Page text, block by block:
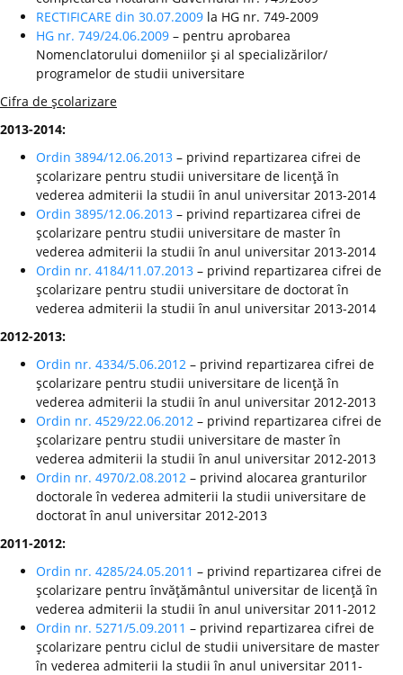
RECTIFICARE din 30.07.2009 la HG nr. 749-2009
HG nr. 749/24.06.2009 – pentru aprobarea
Nomenclatorului domeniilor şi al specializărilor/
programelor de studii universitare
Cifra de şcolarizare
2013-2014:
Ordin 3894/12.06.2013 – privind repartizarea cifrei de
şcolarizare pentru studii universitare de licenţă în
vederea admiterii la studii în anul universitar 2013-2014
Ordin 3895/12.06.2013 – privind repartizarea cifrei de
şcolarizare pentru studii universitare de master în
vederea admiterii la studii în anul universitar 2013-2014
Ordin nr. 4184/11.07.2013 – privind repartizarea cifrei de
şcolarizare pentru studii universitare de doctorat în
vederea admiterii la studii în anul universitar 2013-2014
2012-2013:
Ordin nr. 4334/5.06.2012 – privind repartizarea cifrei de
şcolarizare pentru studii universitare de licenţă în
vederea admiterii la studii în anul universitar 2012-2013
Ordin nr. 4529/22.06.2012 – privind repartizarea cifrei de
şcolarizare pentru studii universitare de master în
vederea admiterii la studii în anul universitar 2012-2013
Ordin nr. 4970/2.08.2012 – privind alocarea granturilor
doctorale în vederea admiterii la studii universitare de
doctorat în anul universitar 2012-2013
2011-2012:
Ordin nr. 4285/24.05.2011 – privind repartizarea cifrei de
şcolarizare pentru învăţământul universitar de licenţă în
vederea admiterii la studii în anul universitar 2011-2012
Ordin nr. 5271/5.09.2011 – privind repartizarea cifrei de
şcolarizare pentru ciclul de studii universitare de master
în vederea admiterii la studii în anul universitar 2011-